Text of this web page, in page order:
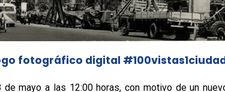
fotográfico digital
de mayo a las 12:00 horas, con motivo de un